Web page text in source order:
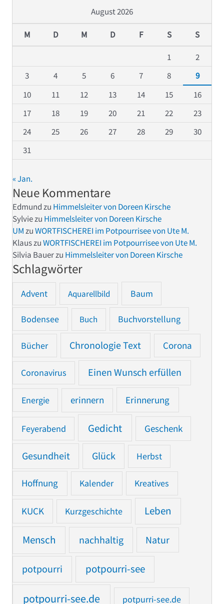
August 2026
M D M D F S S
1
2
3
4 5 6 7 8
9
10
11 12 13 14 15
16
17
18 19 20 21 22
23
24
25 26 27 28 29
30
31
« Jan.
Neue Kommentare
Edmundzu Himmelsleiter von Doreen Kirsche
Sylviezu Himmelsleiter von Doreen Kirsche
UMzuWORTFISCHEREI im Potpourrisee von Ute M.
KlauszuWORTFISCHEREI im Potpourrisee von Ute M.
Silvia Bauerzu Himmelsleiter von Doreen Kirsche
Schlagwörter
Advent Aquarellbild Baum
Bodensee Buch Buchvorstellung
Bücher Chronologie Text Corona
Coronavirus Einen Wunsch erfüllen
Energie erinnern Erinnerung
Feyerabend Gedicht Geschenk
Gesundheit Glück Herbst
Hoffnung Kalender Kreatives
KUCK Kurzgeschichte Leben
Mensch nachhaltig Natur
potpourri potpourri-see
potpourri-see.de potpurri-see.de